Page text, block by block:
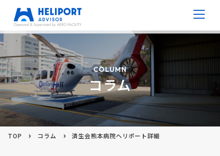
病院ヘリポート
防災ヘリポート
高層ビルヘリポート
COLUMN
コラム
TOP コラム 済生会熊本病院ヘリポート詳細